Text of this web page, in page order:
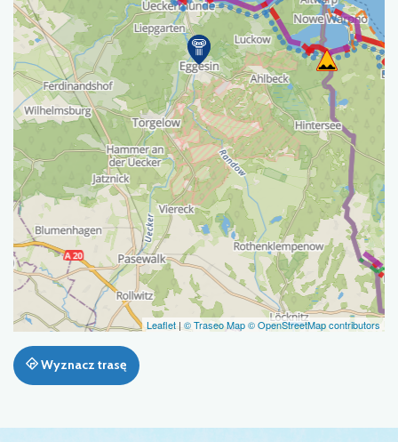
Leaflet | © Traseo Map© OpenStreetMap contributors
Wyznacz trasę